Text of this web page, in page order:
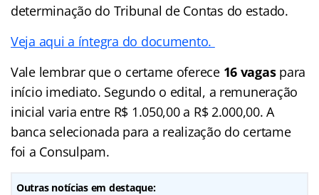
determinação do Tribunal de Contas do estado.
Veja aqui a íntegra do documento.
Vale lembrar que o certame oferece 16 vagaspara
início imediato. Segundo o edital, a remuneração
inicial varia entre R$ 1.050,00 a R$ 2.000,00. A
banca selecionada para a realização do certame
foi a Consulpam.
Outras notícias em destaque: